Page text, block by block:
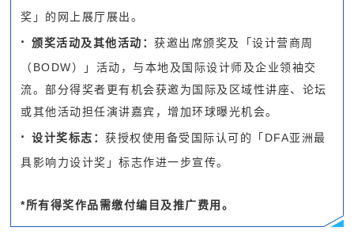
奖」的网上展厅展出。
· 颁奖活动及其他活动： 获邀出席颁奖及「设计营商周
（BODW）」活动，与本地及国际设计师及企业领袖交
流。部分得奖者更有机会获邀为国际及区域性讲座、论坛
或其他活动担任演讲嘉宾，增加环球曝光机会。
· 设计奖标志： 获授权使用备受国际认可的「DFA亚洲最
具影响力设计奖」标志作进一步宣传。
*所有得奖作品需缴付编目及推广费用。